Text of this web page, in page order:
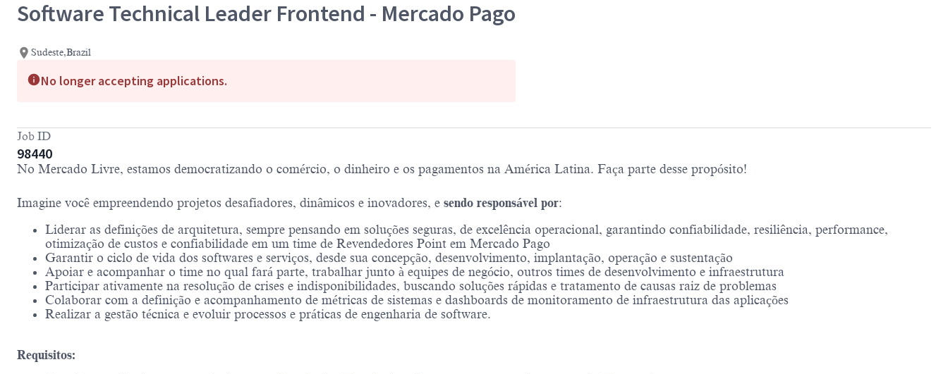
Software Technical Leader Frontend - Mercado Pago
Sudeste,Brazil
No longer accepting applications.
Job ID
98440
No Mercado Livre, estamos democratizando o comércio, o dinheiro e os pagamentos na América Latina. Faça parte desse propósito!
Imagine você empreendendo projetos desafiadores, dinâmicos e inovadores, e sendo responsável por:
Liderar as definições de arquitetura, sempre pensando em soluções seguras, de excelência operacional, garantindo confiabilidade, resiliência, performance,
otimização de custos e confiabilidade em um time de Revendedores Point em Mercado Pago
Garantir o ciclo de vida dos softwares e serviços, desde sua concepção, desenvolvimento, implantação, operação e sustentação
Apoiar e acompanhar o time no qual fará parte, trabalhar junto à equipes de negócio, outros times de desenvolvimento e infraestrutura
Participar ativamente na resolução de crises e indisponibilidades, buscando soluções rápidas e tratamento de causas raiz de problemas
Colaborar com a definição e acompanhamento de métricas de sistemas e dashboards de monitoramento de infraestrutura das aplicações
Realizar a gestão técnica e evoluir processos e práticas de engenharia de software.
Requisitos: